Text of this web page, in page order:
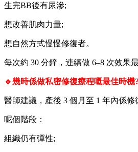
生完BB後有尿滲;
想改善肌肉力量;
想自然方式慢慢修復者。
每次約 30 分鐘，連續做 6–8 次效果最
🔹幾時係做私密修復療程嘅最佳時機?
醫師建議，產後 3 個月至 1 年內係修
呢個階段：
組織仍有彈性;